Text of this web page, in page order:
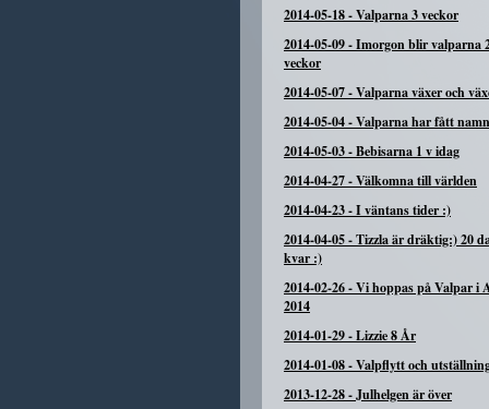
2014-05-18-Valparna 3 veckor
2014-05-09-Imorgon blir valparna
veckor
2014-05-07-Valparna växer och
2014-05-04-Valparna har fått
2014-05-03-Bebisarna 1 v idag
2014-04-27-Välkomna till världen
2014-04-23-I väntans tider :)
2014-04-05-Tizzla är dräktig:) 20
kvar :)
2014-02-26-Vi hoppas på Valpar i
2014
2014-01-29-Lizzie 8 År
2014-01-08-Valpflytt och
2013-12-28-Julhelgen är över